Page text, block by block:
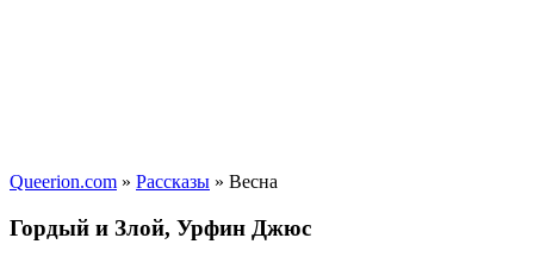
Queerion.com » Рассказы » Весна
Гордый и Злой, Урфин Джюс